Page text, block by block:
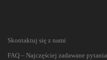
Skontaktuj się z nami
FAQ – Najczęściej zadawane pytania